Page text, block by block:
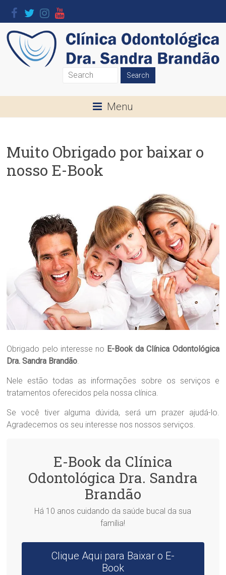
Skip
content
Odontológica
Dra.
Brandão
O
Menu
Muito Obrigado por baixar o
nosso E-Book
Obrigado pelo interesse no E-Book da Clínica Odontológica
Dra. Sandra Brandão.
Nele estão todas as informações sobre os serviços e
tratamentos oferecidos pela nossa clínica.
Se você tiver alguma dúvida, será um prazer ajudá-lo.
Agradecemos os seu interesse nos nossos serviços.
E-Book da Clínica
Odontológica Dra. Sandra
Brandão
Há 10 anos cuidando da saúde bucal da sua
família!
Clique Aqui para Baixar o E-
Book